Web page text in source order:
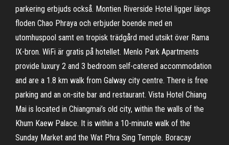
parkering erbjuds också. Montien Riverside Hotel ligger längs
floden Chao Phraya och erbjuder boende med en
utomhuspool samt en tropisk trädgård med utsikt över Rama
IX-bron. WiFi är gratis på hotellet. Menlo Park Apartments
provide luxury 2 and 3 bedroom self-catered accommodation
and are a 1.8 km walk from Galway city centre. There is free
parking and an on-site bar and restaurant. Vista Hotel Chiang
Mai is located in Chiangmai’s old city, within the walls of the
Khum Kaew Palace. It is within a 10-minute walk of the
Sunday Market and the Wat Phra Sing Temple. Boracay